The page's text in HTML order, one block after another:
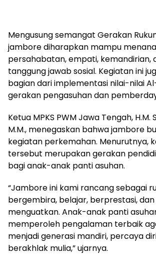
Mengusung semangat Gerakan
jambore diharapkan mampu
persahabatan, empati, kemandirian,
tanggung jawab sosial. Kegiatan ini
bagian dari implementasi nilai-nilai
gerakan pengasuhan dan
Ketua MPKS PWM Jawa Tengah, H.M.
M.M., menegaskan bahwa jambore
kegiatan perkemahan. Menurutnya,
tersebut merupakan gerakan
bagi anak-anak panti asuhan.
“Jambore ini kami rancang sebagai
bergembira, belajar, berprestasi, dan
menguatkan. Anak-anak panti
memperoleh pengalaman terbaik
menjadi generasi mandiri, percaya
berakhlak mulia,” ujarnya.